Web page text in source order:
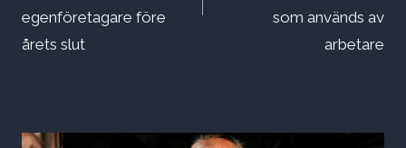
egenföretagare före
årets slut
som används av
arbetare